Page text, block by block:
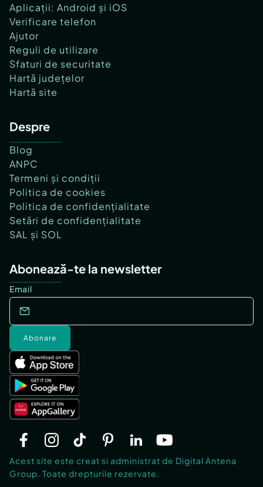
Aplicații: Android și iOS
Verificare telefon
Ajutor
Reguli de utilizare
Sfaturi de securitate
Hartă județelor
Hartă site
Despre
Blog
ANPC
Termeni și condiții
Politica de cookies
Politica de confidențialitate
Setări de confidențialitate
SAL și SOL
Abonează-te la newsletter
Email
Abonare
Acest site este creat si administrat de Digital Antena
Group. Toate drepturile rezervate.